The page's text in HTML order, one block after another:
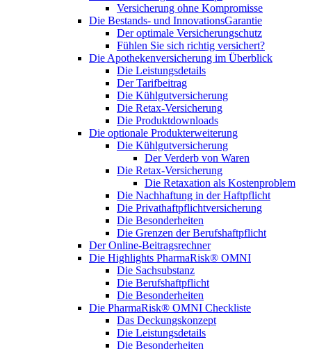
Versicherung ohne Kompromisse
Die Bestands- und InnovationsGarantie
Der optimale Versicherungschutz
Fühlen Sie sich richtig versichert?
Die Apothekenversicherung im Überblick
Die Leistungsdetails
Der Tarifbeitrag
Die Kühlgutversicherung
Die Retax-Versicherung
Die Produktdownloads
Die optionale Produkterweiterung
Die Kühlgutversicherung
Der Verderb von Waren
Die Retax-Versicherung
Die Retaxation als Kostenproblem
Die Nachhaftung in der Haftpflicht
Die Privathaftpflichtversicherung
Die Besonderheiten
Die Grenzen der Berufshaftpflicht
Der Online-Beitragsrechner
Die Highlights PharmaRisk® OMNI
Die Sachsubstanz
Die Berufshaftpflicht
Die Besonderheiten
Die PharmaRisk® OMNI Checkliste
Das Deckungskonzept
Die Leistungsdetails
Die Besonderheiten